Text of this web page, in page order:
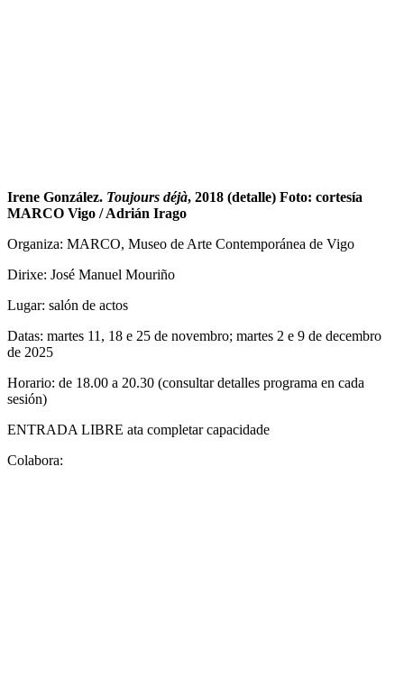
Irene González. Toujours déjà, 2018 (detalle) Foto: cortesía
MARCO Vigo / Adrián Irago
Organiza: MARCO, Museo de Arte Contemporánea de Vigo
Dirixe: José Manuel Mouriño
Lugar: salón de actos
Datas: martes 11, 18 e 25 de novembro; martes 2 e 9 de decembro
de 2025
Horario: de 18.00 a 20.30 (consultar detalles programa en cada
sesión)
ENTRADA LIBRE ata completar capacidade
Colabora: